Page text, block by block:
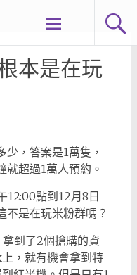
本是在玩
，答案是1萬隻，
就超過1萬人預約。
12:00點到12月8日
不是在玩米粉群嗎？
到了2個搶購的資
，就有機會拿到特